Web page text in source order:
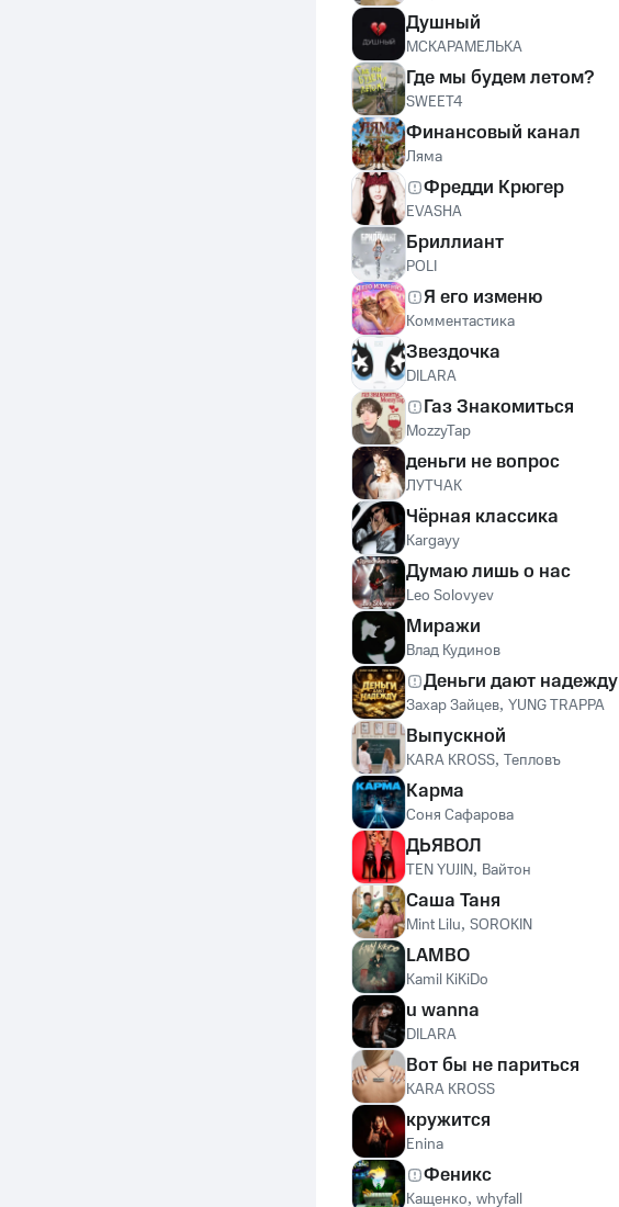
Душный
MCКАРАМЕЛЬКА
Где мы будем летом?
SWEET4
Финансовый канал
Ляма
Фредди Крюгер
EVASHA
Бриллиант
POLI
Я его изменю
Комментастика
Звездочка
DILARA
Газ Знакомиться
MozzyTap
деньги не вопрос
ЛУТЧАК
Чёрная классика
Kargayy
Думаю лишь о нас
Leo Solovyev
Миражи
Влад Кудинов
Деньги дают надежду
Захар Зайцев, YUNG TRAPPA
Выпускной
KARA KROSS, Тепловъ
Карма
Соня Сафарова
ДЬЯВОЛ
TEN YUJIN, Вайтон
Саша Таня
Mint Lilu, SOROKIN
LAMBO
Kamil KiKiDo
u wanna
DILARA
Вот бы не париться
KARA KROSS
кружится
Enina
Феникс
Кащенко, whyfall